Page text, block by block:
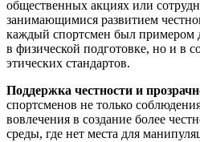
общественных акциях или
занимающимися развитием
каждый спортсмен был примером
в физической подготовке, но и в
этических стандартов.
Поддержка честности и
спортсменов не только
вовлечения в создание более
среды, где нет места для